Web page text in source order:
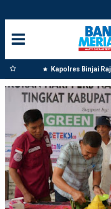
Kapolres Binjai
Komunitas
NASIONAL
SUMUT
MEDAN
LANGKAT
ACEH
BISNIS
EDUKASI
ADVETORIAL